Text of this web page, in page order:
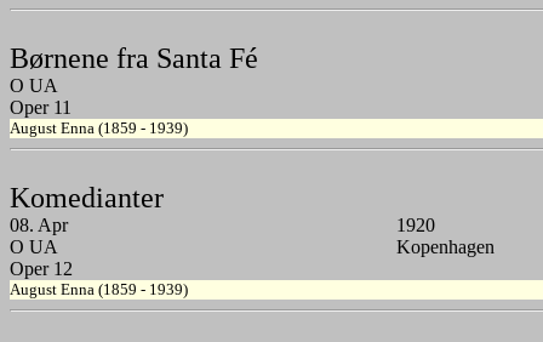
Børnene fra Santa Fé
O UA
Oper 11
August Enna (1859 - 1939)
Komedianter
08. Apr
1920
O UA
Kopenhagen
Oper 12
August Enna (1859 - 1939)